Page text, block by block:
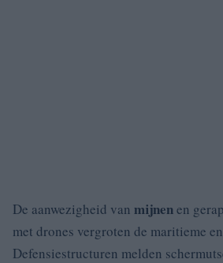
De aanwezigheid van mijnenen
met drones vergroten de maritieme
Defensiestructuren melden